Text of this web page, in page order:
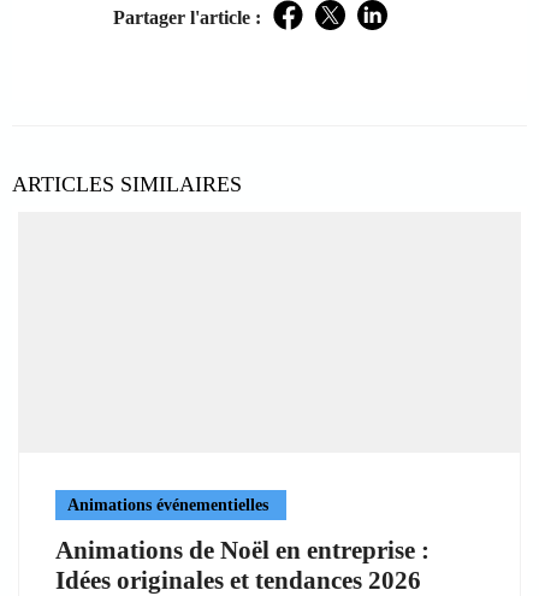
Partager l'article : Facebook
TwitterLinkedIn
ARTICLES SIMILAIRES
Animations événementielles
Animations de Noël en entreprise :
Idées originales et tendances 2026